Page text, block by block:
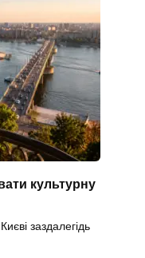
культурну
заздалегідь